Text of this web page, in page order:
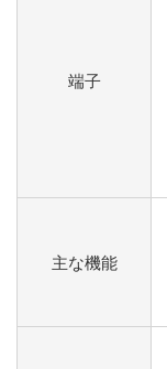
端子
主な機能